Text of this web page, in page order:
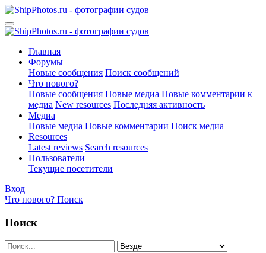
Главная
Форумы
Новые сообщения Поиск сообщений
Что нового?
Новые сообщения Новые медиа Новые комментарии к
медиа New resources Последняя активность
Медиа
Новые медиа Новые комментарии Поиск медиа
Resources
Latest reviews Search resources
Пользователи
Текущие посетители
Вход
Что нового? Поиск
Поиск